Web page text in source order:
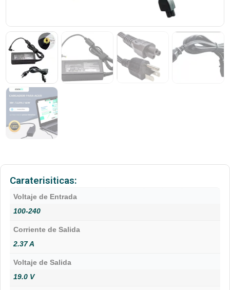
Caraterisiticas:
Voltaje de Entrada
100-240
Corriente de Salida
2.37 A
Voltaje de Salida
19.0 V